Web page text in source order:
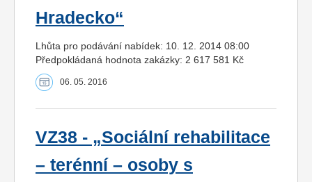
Hradecko“
Lhůta pro podávání nabídek: 10. 12. 2014 08:00
Předpokládaná hodnota zakázky: 2 617 581 Kč
06. 05. 2016
VZ38 - „Sociální rehabilitace
– terénní – osoby s